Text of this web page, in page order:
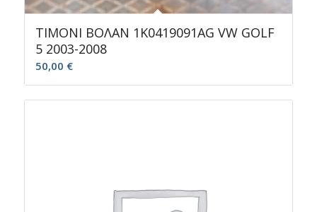
ΤΙΜΟΝΙ ΒΟΛΑΝ 1K0419091ΑG VW GOLF
5 2003-2008
50,00 €